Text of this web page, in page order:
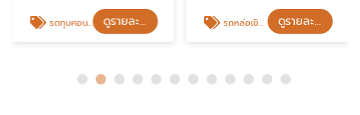
รถทุบคอนกรีต ดูรายละเอียด รถหล่อเขิบ คันหิน ดูรายละเอียด